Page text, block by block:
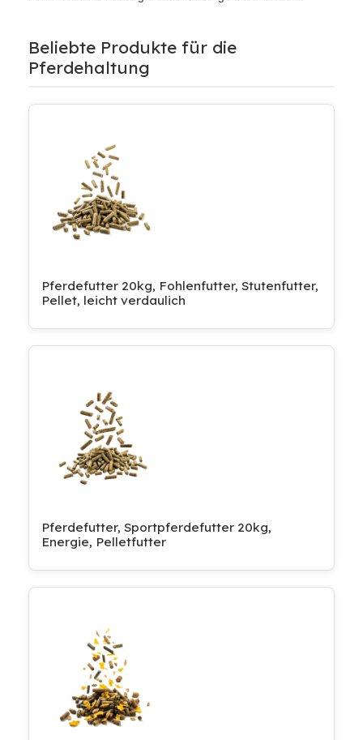
Beliebte Produkte für die
Pferdehaltung
Pferdefutter 20kg, Fohlenfutter, Stutenfutter,
Pellet, leicht verdaulich
Pferdefutter, Sportpferdefutter 20kg,
Energie, Pelletfutter